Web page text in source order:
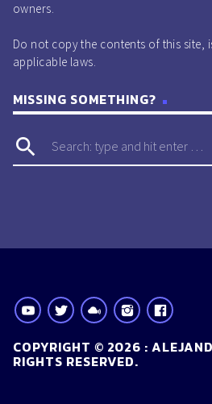
owners.
Do not copy the contents of this site,
applicable laws.
MISSING SOMETHING?
search
COPYRIGHT © 2026 :
RIGHTS RESERVED.